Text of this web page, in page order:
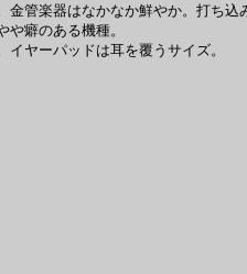
管楽器はなかなか鮮やか。打ち込
癖のある機種。
ヤーパッドは耳を覆うサイズ。